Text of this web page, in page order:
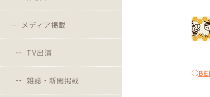
メディア掲載
TV出演
雑誌・新聞掲載
○